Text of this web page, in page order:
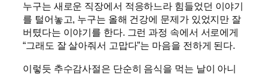
누구는 새로운 직장에서 적응하느라 힘들었던 이야기
를 털어놓고, 누구는 올해 건강에 문제가 있었지만 잘
버텼다는 이야기를 한다. 그런 과정 속에서 서로에게
“그래도 잘 살아줘서 고맙다”는 마음을 전하게 된다.
이렇듯 추수감사절은 단순히 음식을 먹는 날이 아니